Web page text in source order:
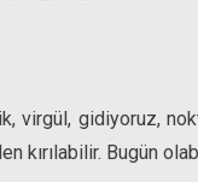
virgül, gidiyoruz,
kırılabilir. Bugün